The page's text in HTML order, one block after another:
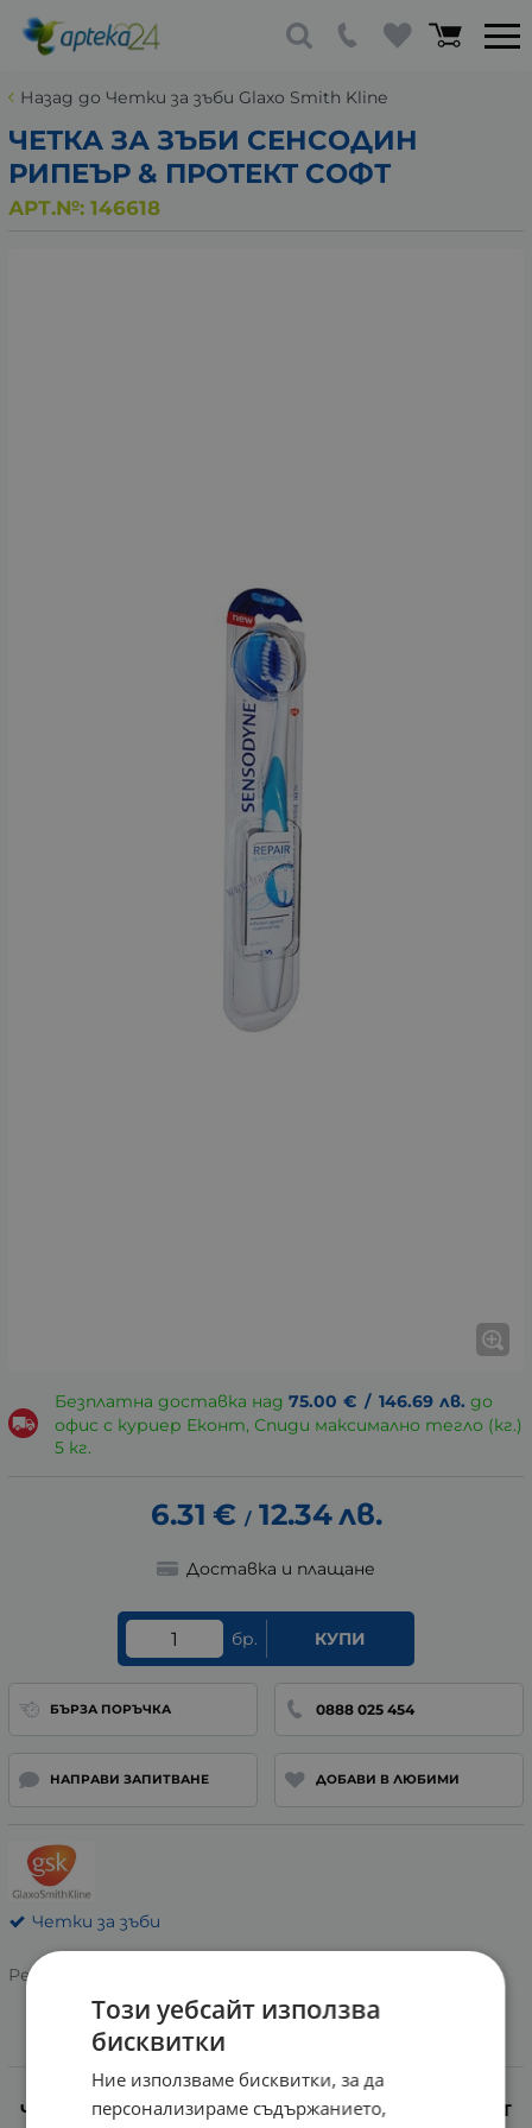
Назад до Четки за зъби Glaxo Smith Kline
ЧЕТКА ЗА ЗЪБИ СЕНСОДИН
РИПЕЪР & ПРОТЕКТ СОФТ
АРТ.№: 146618
Безплатна доставка над 75.00 € / 146.69 лв. до
офис с куриер Еконт, Спиди максимално тегло (кг.)
5 кг.
6.31 € / 12.34лв.
Доставка и плащане
бр. КУПИ
БЪРЗА ПОРЪЧКА 0888 025 454
НАПРАВИ ЗАПИТВАНЕ ДОБАВИ В ЛЮБИМИ
Четки за зъби
Рейтинг:
Информация
ЧЕТКА ЗА ЗЪБИ СЕНСОДИН РИПЕЪР & ПРОТЕКТ СОФТ
Този уебсайт използва
бисквитки
Ние използваме бисквитки, за да
персонализираме съдържанието,